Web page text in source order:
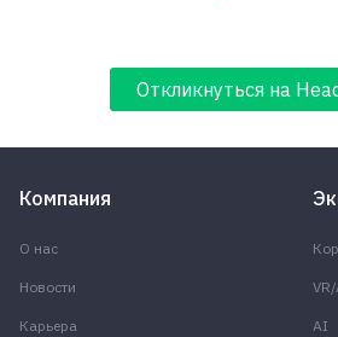
Откликнуться на
Компания
О нас
Новости
Карьера
VR/
AI